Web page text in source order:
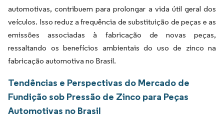
automotivas, contribuem para prolongar a vida útil geral dos
veículos. Isso reduz a frequência de substituição de peças e as
emissões associadas à fabricação de novas peças,
ressaltando os benefícios ambientais do uso de zinco na
fabricação automotiva no Brasil.
Tendências e Perspectivas do Mercado de
Fundição sob Pressão de Zinco para Peças
Automotivas no Brasil